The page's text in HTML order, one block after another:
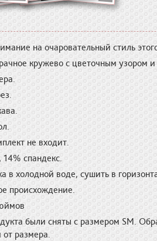
на очаровательный стиль
кружево с цветочным узором
не входит.
спандекс.
в холодной воде, сушить в
происхождение.
были сняты с размером SM.
размера.